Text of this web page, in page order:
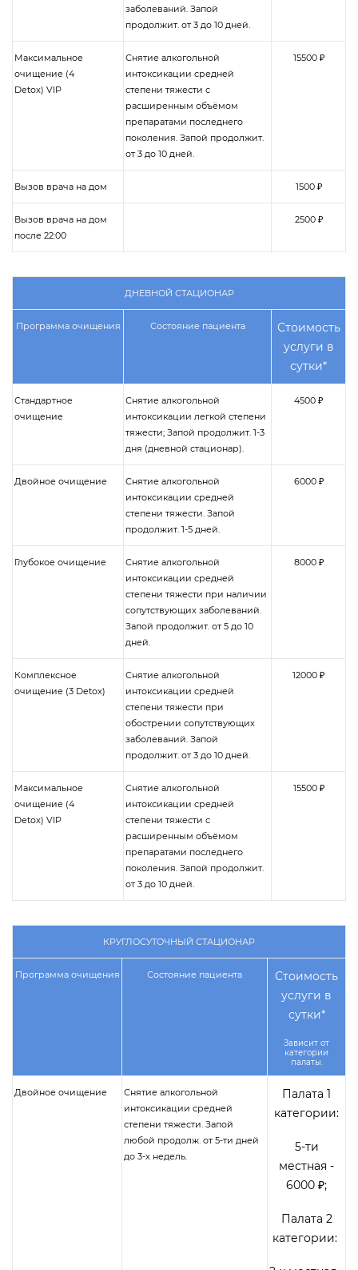
заболеваний. Запой
продолжит. от 3 до 10 дней.
Максимальное
очищение (4
Detox) VIP
Снятие алкогольной
интоксикации средней
степени тяжести с
расширенным объёмом
препаратами последнего
поколения. Запой продолжит.
от 3 до 10 дней.
15500 ₽
Вызов врача на дом 1500 ₽
Вызов врача на дом
после 22:00
2500 ₽
ДНЕВНОЙ СТАЦИОНАР
Программа очищения Состояние пациента
Стоимость
услуги в
сутки*
Стандартное
очищение
Снятие алкогольной
интоксикации легкой степени
тяжести; Запой продолжит. 1-3
дня (дневной стационар).
4500 ₽
Двойное очищение
Снятие алкогольной
интоксикации средней
степени тяжести. Запой
продолжит. 1-5 дней.
6000 ₽
Глубокое очищение
Снятие алкогольной
интоксикации средней
степени тяжести при наличии
сопутствующих заболеваний.
Запой продолжит. от 5 до 10
дней.
8000 ₽
Комплексное
очищение (3 Detox)
Снятие алкогольной
интоксикации средней
степени тяжести при
обострении сопутствующих
заболеваний. Запой
продолжит. от 3 до 10 дней.
12000 ₽
Максимальное
очищение (4
Detox) VIP
Снятие алкогольной
интоксикации средней
степени тяжести с
расширенным объёмом
препаратами последнего
поколения. Запой продолжит.
от 3 до 10 дней.
15500 ₽
КРУГЛОСУТОЧНЫЙ СТАЦИОНАР
Программа очищения Состояние пациента
Стоимость
услуги в
сутки*
Зависит от
категории
палаты.
Двойное очищение
Снятие алкогольной
интоксикации средней
степени тяжести. Запой
любой продолж. от 5-ти дней
до 3-х недель.
Палата 1
категории:
5-ти
местная -
6000 ₽;
Палата 2
категории: